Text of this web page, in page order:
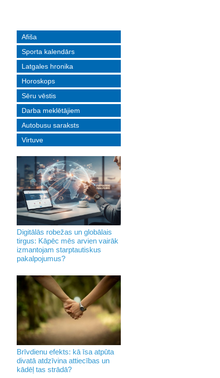
Afiša
Sporta kalendārs
Latgales hronika
Horoskops
Sēru vēstis
Darba meklētājiem
Autobusu saraksts
Virtuve
Digitālās robežas un globālais
tirgus: Kāpēc mēs arvien vairāk
izmantojam starptautiskus
pakalpojumus?
Brīvdienu efekts: kā īsa atpūta
divatā atdzīvina attiecības un
kādēļ tas strādā?